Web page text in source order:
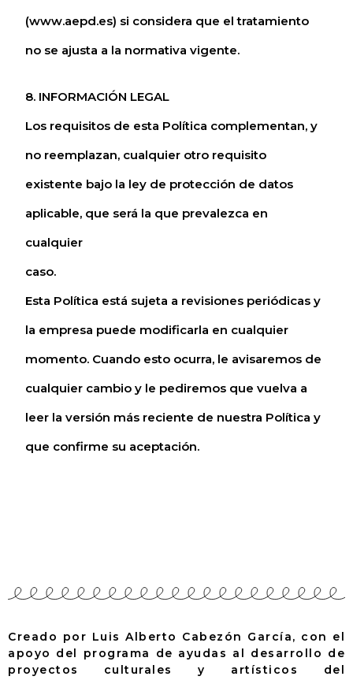
(www.aepd.es) si considera que el tratamiento
no se ajusta a la normativa vigente.
8. INFORMACIÓN LEGAL
Los requisitos de esta Política complementan, y
no reemplazan, cualquier otro requisito
existente bajo la ley de protección de datos
aplicable, que será la que prevalezca en
cualquier
caso.
Esta Política está sujeta a revisiones periódicas y
la empresa puede modificarla en cualquier
momento. Cuando esto ocurra, le avisaremos de
cualquier cambio y le pediremos que vuelva a
leer la versión más reciente de nuestra Política y
que confirme su aceptación.
Creado por Luis Alberto Cabezón García, con el
apoyo del programa de ayudas al desarrollo de
proyectos culturales y artísticos del